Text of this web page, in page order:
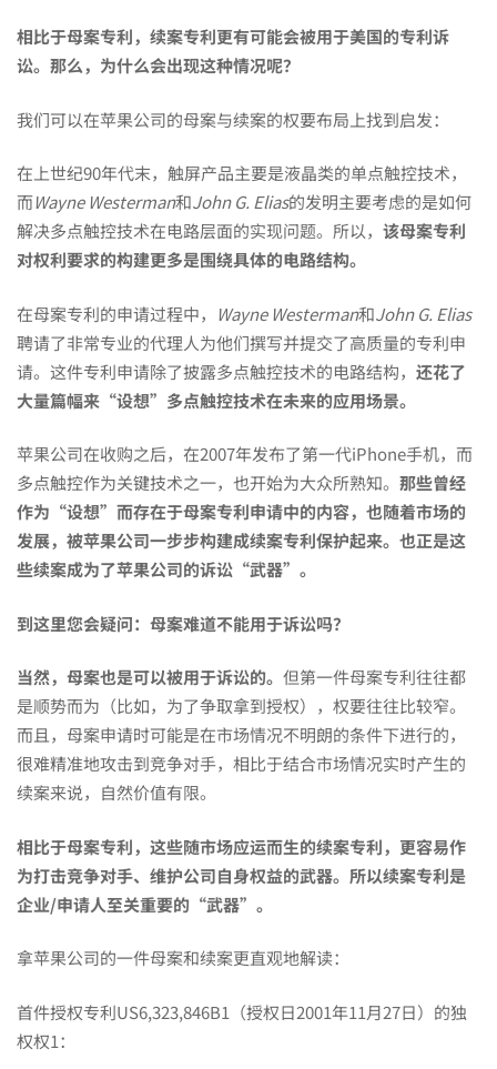
内
含
免
费
评
估
福
利
相比于母案专利，续案专利更有可能会被用于美国的专利诉
讼。那么，为什么会出现这种情况呢？
我们可以在苹果公司的母案与续案的权要布局上找到启发：
在上世纪90年代末，触屏产品主要是液晶类的单点触控技术，
而Wayne Westerman和John G. Elias的发明主要考虑的是如何
解决多点触控技术在电路层面的实现问题。所以， 该母案专利
对权利要求的构建更多是围绕具体的电路结构。
在母案专利的申请过程中， Wayne Westerman和John G. Elias
聘请了非常专业的代理人为他们撰写并提交了高质量的专利申
请。这件专利申请除了披露多点触控技术的电路结构， 还花了
大量篇幅来“设想”多点触控技术在未来的应用场景。
苹果公司在收购之后，在2007年发布了第一代iPhone手机，而
多点触控作为关键技术之一，也开始为大众所熟知。 那些曾经
作为“设想”而存在于母案专利申请中的内容，也随着市场的
发展，被苹果公司一步步构建成续案专利保护起来。也正是这
些续案成为了苹果公司的诉讼“武器”。
到这里您会疑问：母案难道不能用于诉讼吗？
当然，母案也是可以被用于诉讼的。 但第一件母案专利往往都
是顺势而为（比如，为了争取拿到授权），权要往往比较窄。
而且，母案申请时可能是在市场情况不明朗的条件下进行的，
很难精准地攻击到竞争对手，相比于结合市场情况实时产生的
续案来说，自然价值有限。
相比于母案专利，这些随市场应运而生的续案专利，更容易作
为打击竞争对手、维护公司自身权益的武器。所以续案专利是
企业/申请人至关重要的“武器”。
拿苹果公司的一件母案和续案更直观地解读：
首件授权专利US6,323,846B1（授权日2001年11月27日）的独
权权1：